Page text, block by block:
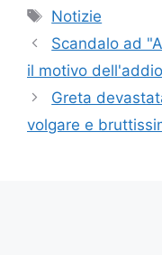
Tag
Notizie
Scandalo ad
il motivo
Greta
volgare e